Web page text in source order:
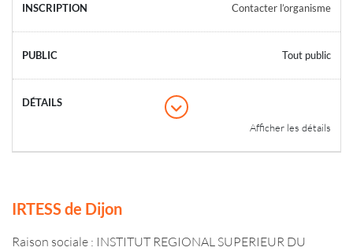
Contacter l’organisme
Tout public
Afficher les détails
IRTESS de Dijon
Raison sociale : INSTITUT REGIONAL SUPERIEUR DU